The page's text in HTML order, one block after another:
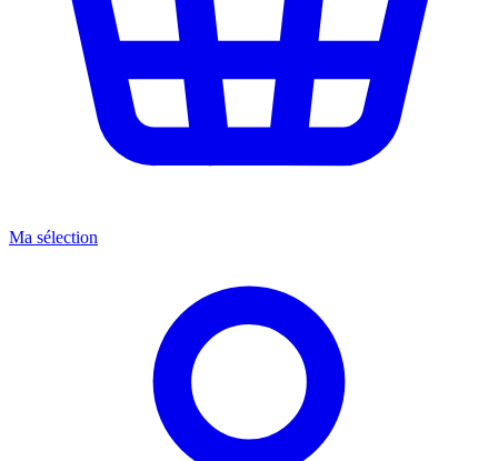
Ma sélection